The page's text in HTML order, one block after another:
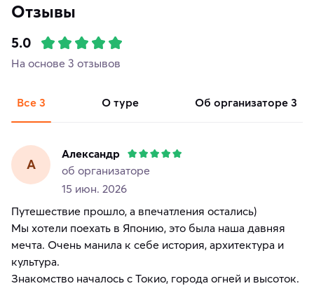
Отзывы
5.0
На основе 3 отзывов
Все 3 о туре об организаторе 3
А
Александр
об организаторе
15 июн. 2026
Путешествие прошло, а впечатления остались)
Мы хотели поехать в Японию, это была наша давняя
мечта. Очень манила к себе история, архитектура и
культура.
Знакомство началось с Токио, города огней и высоток.